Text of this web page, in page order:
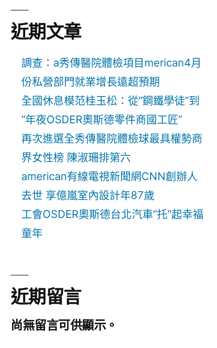
近期文章
調查：a秀傳醫院體檢項目merican4月
份私營部門就業增長遠超預期
全國休息模范桂玉松：從“鋼鐵學徒”到
“年夜OSDER奧斯德零件商國工匠”
再次進選全秀傳醫院體檢球最具權勢商
界女性榜 陳淑珊排第六
american有線電視新聞網CNN創辦人
去世 享億嵐室內設計年87歲
工會OSDER奧斯德台北汽車“托”起幸福
童年
近期留言
尚無留言可供顯示。